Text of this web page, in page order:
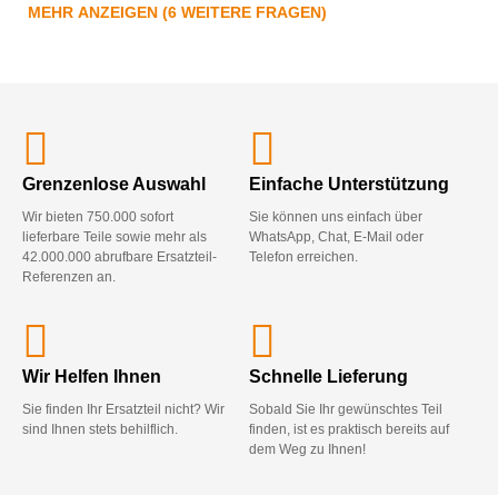
MEHR ANZEIGEN (6 WEITERE FRAGEN)
Grenzenlose Auswahl
Wir bieten 750.000 sofort
lieferbare Teile sowie mehr als
42.000.000 abrufbare Ersatzteil-
Referenzen an.
Einfache Unterstützung
Sie können uns einfach über
WhatsApp, Chat, E-Mail oder
Telefon erreichen.
Wir Helfen Ihnen
Sie finden Ihr Ersatzteil nicht? Wir
sind Ihnen stets behilflich.
Schnelle Lieferung
Sobald Sie Ihr gewünschtes Teil
finden, ist es praktisch bereits auf
dem Weg zu Ihnen!